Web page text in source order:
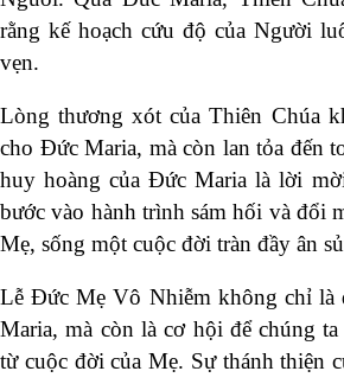
rằng kế hoạch cứu độ của Người
vẹn.
Lòng thương xót của Thiên Chúa
cho Đức Maria, mà còn lan tỏa đến
huy hoàng của Đức Maria là lời
bước vào hành trình sám hối và đổi
Mẹ, sống một cuộc đời tràn đầy ân
Lễ Đức Mẹ Vô Nhiễm không chỉ
Maria, mà còn là cơ hội để chúng
từ cuộc đời của Mẹ. Sự thánh thiện